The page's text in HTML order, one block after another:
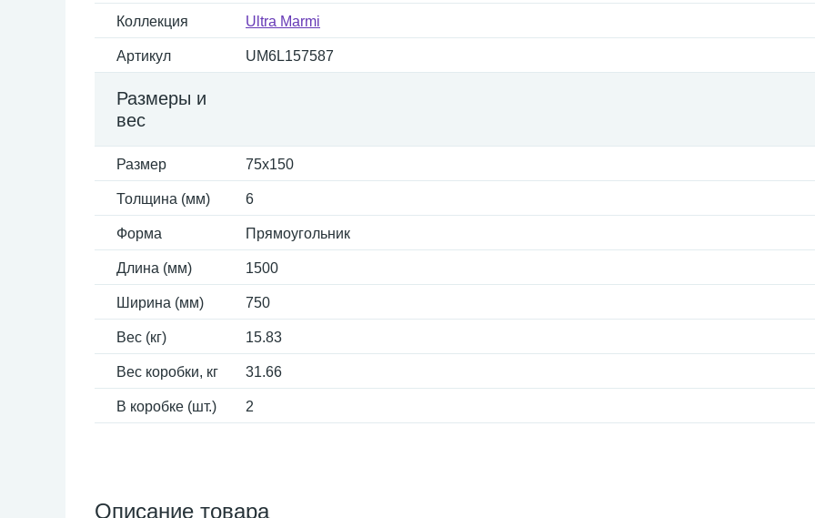
Коллекция Ultra Marmi
Артикул UM6L157587
Размеры и
вес
Размер 75x150
Толщина (мм) 6
Форма Прямоугольник
Длина (мм) 1500
Ширина (мм) 750
Вес (кг) 15.83
Вес коробки, кг 31.66
В коробке (шт.) 2
Описание товара